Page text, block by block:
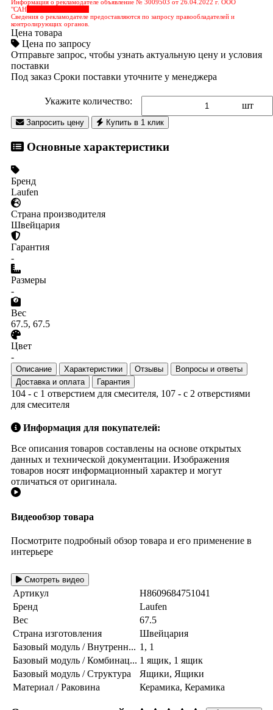
Информация о рекламодателе объявление № 3009503 от 26.04.2022 г. ООО
"САН
Сведения о рекламодателе предоставляются по запросу правообладателей и
контролирующих органов.
Цена товара
Цена по запросу
Отправьте запрос, чтобы узнать актуальную цену и условия
поставки
Под заказ Сроки поставки уточните у менеджера
Укажите количество: шт
Запросить цену Купить в 1 клик
Основные характеристики
Бренд
Laufen
Страна производителя
Швейцария
Гарантия
-
Размеры
-
Вес
67.5, 67.5
Цвет
-
Описание Характеристики Отзывы
Вопросы и ответы
Доставка и оплата
Гарантия
104 - с 1 отверстием для смесителя, 107 - с 2 отверстиями
для смесителя
Информация для покупателей:
Все описания товаров составлены на основе открытых
данных и технической документации. Изображения
товаров носят информационный характер и могут
отличаться от оригинала.
Видеообзор товара
Посмотрите подробный обзор товара и его применение в
интерьере
Смотреть видео
Артикул
H8609684751041
Бренд
Laufen
Вес
67.5
Страна изготовления
Швейцария
Базовый модуль / Внутренн... 1, 1
Базовый модуль / Комбинац... 1 ящик, 1 ящик
Базовый модуль / Структура
Ящики, Ящики
Материал / Раковина
Керамика, Керамика